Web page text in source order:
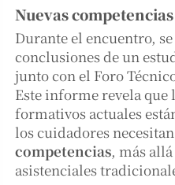
Nuevas
Durante el encuentro,
conclusiones de un
junto con el Foro
Este informe revela que
formativos actuales
los cuidadores
competencias, más
asistenciales